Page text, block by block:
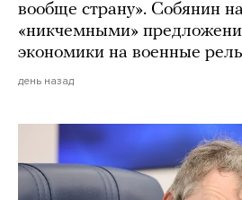
вообще страну». Собянин
«никчемными»
экономики на военные
день назад